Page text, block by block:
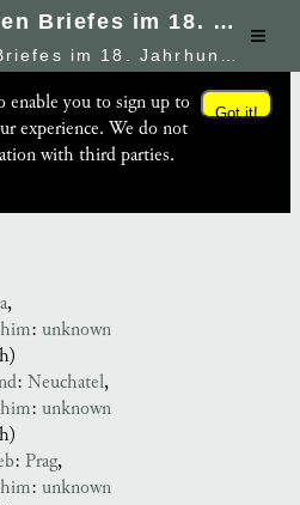
Portal des deutschen Briefes im 18. Jahrhundert ≡
enable you to sign up to
experience. We do not
with third parties.
Got it!
,
: unknown
: Neuchatel,
: unknown
: Prag,
: unknown